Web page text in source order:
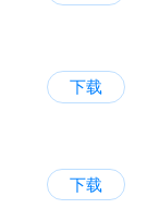
下载
下载